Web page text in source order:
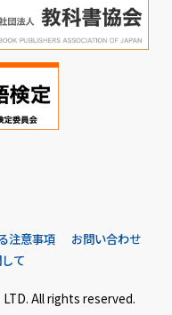
注意事項
お問い合わせ
て
All rights reserved.